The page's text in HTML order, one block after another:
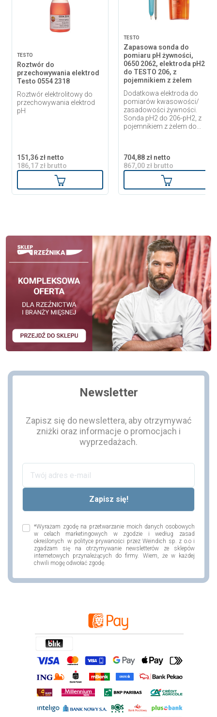
TESTO
Roztwór do
przechowywania elektrod
Testo 0554 2318
Roztwór elektrolitowy do
przechowywania elektrod
pH
151,36 zł netto
186,17 zł brutto
Dodaj do koszyka
TESTO
Zapasowa sonda do
pomiaru pH żywności,
0650 2062, elektroda pH2
do TESTO 206, z
pojemnikiem z żelem
Dodatkowa elektroda do
pomiarów kwasowości/
zasadowości żywności.
Sonda pH2 do 206-pH2, z
pojemnikiem z żelem do...
704,88 zł netto
867,00 zł brutto
Dodaj do
Newsletter
Zapisz się do newslettera, aby otrzymywać
zniżki oraz informacje o promocjach i
wyprzedażach.
*Wyrażam zgodę na przetwarzanie moich danych osobowych
w celach marketingowych w zgodzie i według zasad
określonych w polityce prywaności przez Weindich sp. z o.o i
zgadzam się na otrzymywanie newsletterów ze sklepów
internetowych przynależących do firmy. Wiem, że w każdej
chwili mogę odwołać zgodę.